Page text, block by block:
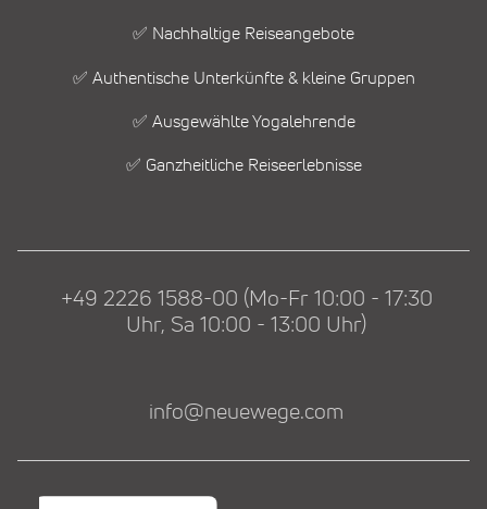
✅ Nachhaltige Reiseangebote
✅ Authentische Unterkünfte & kleine Gruppen
✅ Ausgewählte Yogalehrende
✅ Ganzheitliche Reiseerlebnisse
+49 2226 1588-00 (Mo-Fr 10:00 - 17:30
Uhr, Sa 10:00 - 13:00 Uhr)
info@neuewege.com